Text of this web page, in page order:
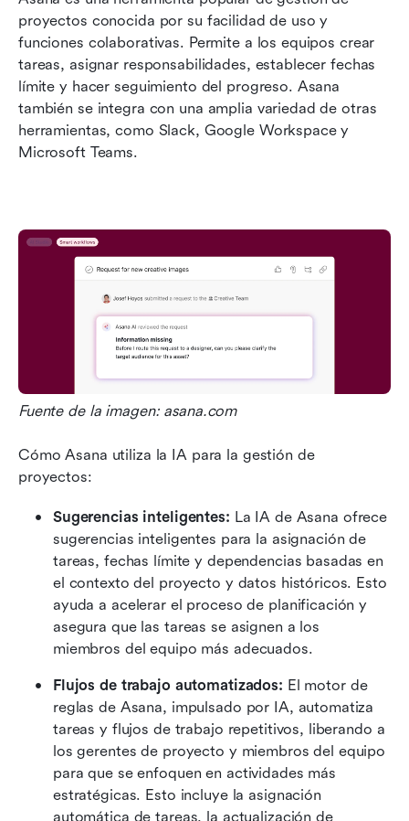
proyectos conocida por su facilidad de uso y
funciones colaborativas. Permite a los equipos crear
tareas, asignar responsabilidades, establecer fechas
límite y hacer seguimiento del progreso. Asana
también se integra con una amplia variedad de otras
herramientas, como Slack, Google Workspace y
Microsoft Teams.
Fuente de la imagen: asana.com
Cómo Asana utiliza la IA para la gestión de
proyectos:
Sugerencias inteligentes: La IA de Asana ofrece
sugerencias inteligentes para la asignación de
tareas, fechas límite y dependencias basadas en
el contexto del proyecto y datos históricos. Esto
ayuda a acelerar el proceso de planificación y
asegura que las tareas se asignen a los
miembros del equipo más adecuados.
Flujos de trabajo automatizados: El motor de
reglas de Asana, impulsado por IA, automatiza
tareas y flujos de trabajo repetitivos, liberando a
los gerentes de proyecto y miembros del equipo
para que se enfoquen en actividades más
estratégicas. Esto incluye la asignación
automática de tareas, la actualización de